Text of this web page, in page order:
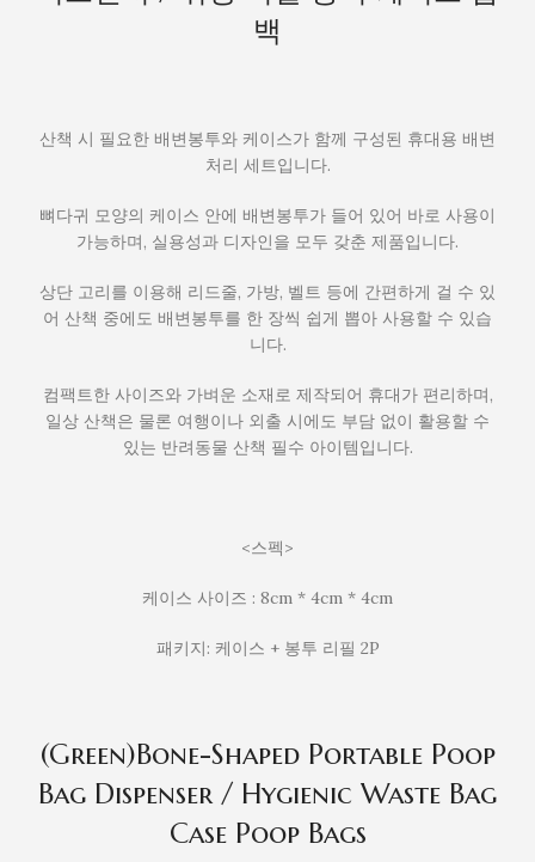
이
백
산책 시 필요한 배변봉투와 케이스가 함께 구성된 휴대용 배변
처리 세트입니다.
뼈다귀 모양의 케이스 안에 배변봉투가 들어 있어 바로 사용이
가능하며, 실용성과 디자인을 모두 갖춘 제품입니다.
상단 고리를 이용해 리드줄, 가방, 벨트 등에 간편하게 걸 수 있
어 산책 중에도 배변봉투를 한 장씩 쉽게 뽑아 사용할 수 있습
니다.
컴팩트한 사이즈와 가벼운 소재로 제작되어 휴대가 편리하며,
일상 산책은 물론 여행이나 외출 시에도 부담 없이 활용할 수
있는 반려동물 산책 필수 아이템입니다.
<스펙>
케이스 사이즈 : 8cm * 4cm * 4cm
패키지: 케이스 + 봉투 리필 2P
(Green)Bone-Shaped Portable Poop
Bag Dispenser / Hygienic Waste Bag
Case Poop Bags